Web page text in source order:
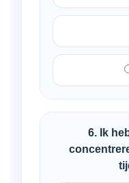
6. Ik